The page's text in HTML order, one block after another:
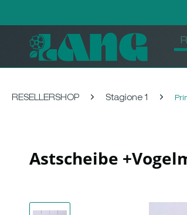
RESELLERSHOP Stagione 1
Astscheibe